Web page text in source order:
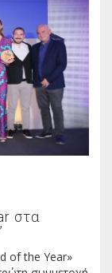
στα
of the Year»